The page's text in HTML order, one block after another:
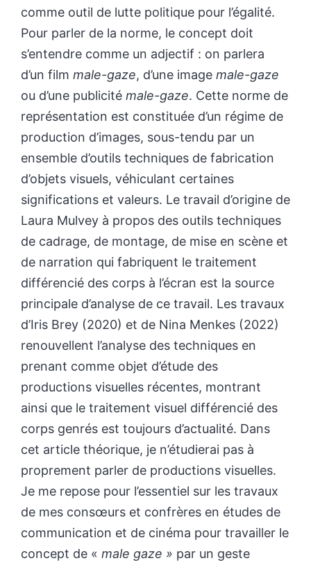
comme outil de lutte politique pour l’égalité.
Pour parler de la norme, le concept doit
s’entendre comme un adjectif : on parlera
d’un film male-gaze, d’une image male-gaze
ou d’une publicité male-gaze. Cette norme de
représentation est constituée d’un régime de
production d’images, sous-tendu par un
ensemble d’outils techniques de fabrication
d’objets visuels, véhiculant certaines
significations et valeurs. Le travail d’origine de
Laura Mulvey à propos des outils techniques
de cadrage, de montage, de mise en scène et
de narration qui fabriquent le traitement
différencié des corps à l’écran est la source
principale d’analyse de ce travail. Les travaux
d’Iris Brey (2020) et de Nina Menkes (2022)
renouvellent l’analyse des techniques en
prenant comme objet d’étude des
productions visuelles récentes, montrant
ainsi que le traitement visuel différencié des
corps genrés est toujours d’actualité. Dans
cet article théorique, je n’étudierai pas à
proprement parler de productions visuelles.
Je me repose pour l’essentiel sur les travaux
de mes consœurs et confrères en études de
communication et de cinéma pour travailler le
concept de « male gaze » par un geste